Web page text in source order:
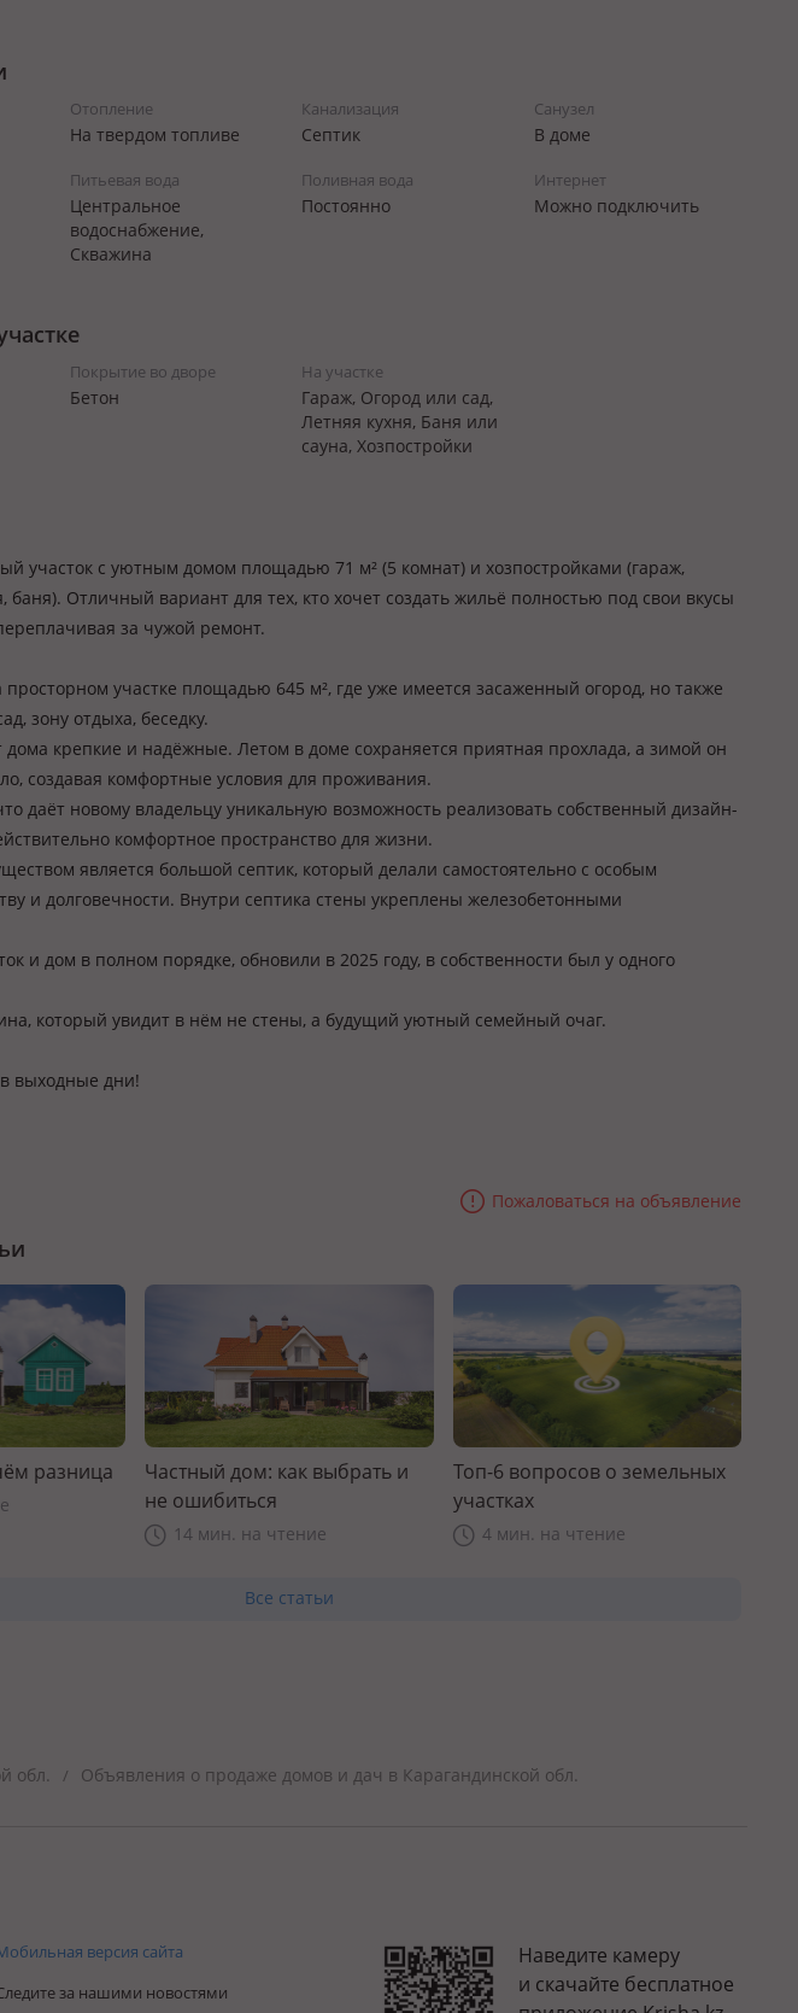
Отопление
На твердом топливе
Канализация
Септик
Санузел
В доме
Питьевая вода
Центральное
водоснабжение,
Скважина
Поливная вода
Постоянно
Интернет
Можно подключить
Покрытие во дворе
Бетон
На участке
Гараж, Огород или сад,
Летняя кухня, Баня или
сауна, Хозпостройки
участок с уютным домом площадью 71 м² (5 комнат) и хозпостройками (гараж,
баня). Отличный вариант для тех, кто хочет создать жильё полностью под свои вкусы
за чужой ремонт.
участке площадью 645 м², где уже имеется засаженный огород, но также
зону отдыха, беседку.
крепкие и надёжные. Летом в доме сохраняется приятная прохлада, а зимой он
создавая комфортные условия для проживания.
даёт новому владельцу уникальную возможность реализовать собственный дизайн-
комфортное пространство для жизни.
является большой септик, который делали самостоятельно с особым
и долговечности. Внутри септика стены укреплены железобетонными
и дом в полном порядке, обновили в 2025 году, в собственности был у одного
который увидит в нём не стены, а будущий уютный семейный очаг.
выходные дни!
Пожаловаться на объявление
разница
Частный дом: как выбрать и
не ошибиться
14 мин. на чтение
Топ-6 вопросов о земельных
участках
4 мин. на чтение
Все статьи
обл. / Объявления о продаже домов и дач в Карагандинской обл.
версия сайта
за нашими новостями
Наведите камеру
и скачайте бесплатное